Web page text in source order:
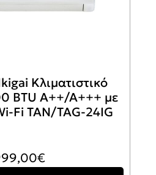
Κλιματιστικό
BTU A++/A+++ με
Fi TAN/TAG-24IG
€